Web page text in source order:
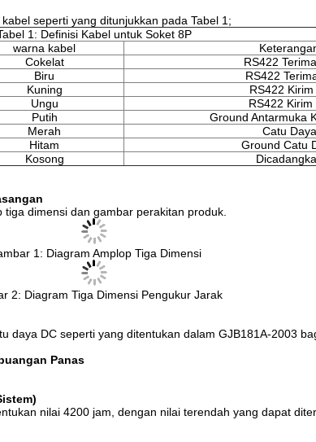
seperti yang ditunjukkan pada Tabel 1;
1: Definisi Kabel untuk Soket 8P
warna kabel
Cokelat
RS422
Biru
RS422
Kuning
RS422 Kirim
Ungu
RS422 Kirim
Putih
Ground Antarmuka
Merah
Catu Daya
Hitam
Ground Catu
Kosong
dimensi dan gambar perakitan produk.
1: Diagram Amplop Tiga Dimensi
2: Diagram Tiga Dimensi Pengukur Jarak
daya DC seperti yang ditentukan dalam GJB181A-2003
Panas
nilai 4200 jam, dengan nilai terendah yang dapat